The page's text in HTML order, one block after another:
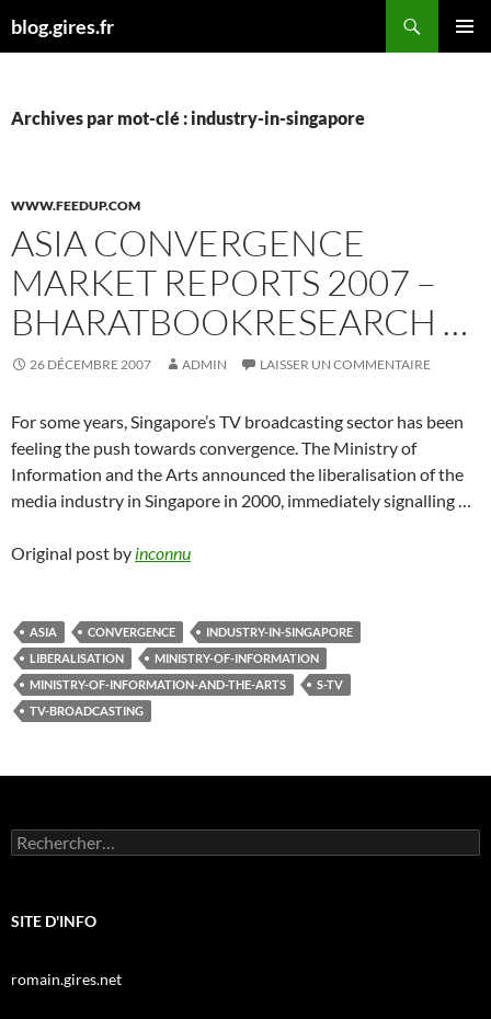
aublog.gires.fr
Archives par mot-clé : industry-in-singapore
WWW.FEEDUP.COM
ASIA CONVERGENCE
MARKET REPORTS 2007 –
BHARATBOOKRESEARCH …
26 DÉCEMBRE 2007 ADMIN LAISSER UN COMMENTAIRE
For some years, Singapore’s TV broadcasting sector has been
feeling the push towards convergence. The Ministry of
Information and the Arts announced the liberalisation of the
media industry in Singapore in 2000, immediately signalling …
Original post by inconnu
ASIA CONVERGENCE
INDUSTRY-IN-SINGAPORE
LIBERALISATION
MINISTRY-OF-INFORMATION
MINISTRY-OF-INFORMATION-AND-THE-ARTS
S-TV
TV-BROADCASTING
Rechercher :
SITE D'INFO
romain.gires.net